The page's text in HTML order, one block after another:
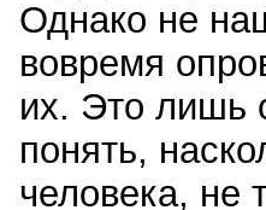
Однако не
вовремя
их. Это лишь
понять,
человека, не